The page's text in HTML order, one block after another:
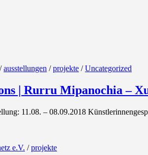
/ausstellungen /projekte /Uncategorized
| Rurru Mipanochia –
11.08. – 08.09.2018
e.V. /projekte